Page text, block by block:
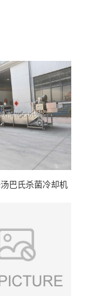
巴氏杀菌冷却机